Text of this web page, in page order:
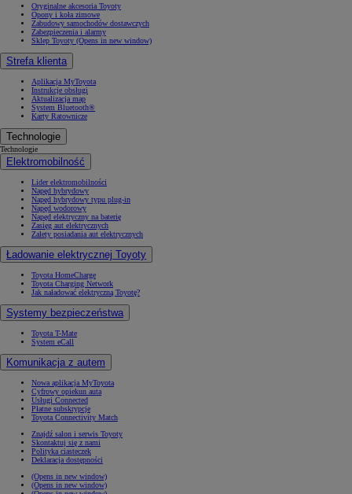
Oryginalne akcesoria Toyoty
Opony i koła zimowe
Zabudowy samochodów dostawczych
Zabezpieczenia i alarmy
Sklep Toyoty (Opens in new window)
Strefa klienta
Aplikacja MyToyota
Instrukcje obsługi
Aktualizacja map
System Bluetooth®
Karty Ratownicze
Technologie
Technologie
Elektromobilność
Lider elektromobilności
Napęd hybrydowy
Napęd hybrydowy typu plug-in
Napęd wodorowy
Napęd elektryczny na baterię
Zasięg aut elektrycznych
Zalety posiadania aut elektrycznych
Ładowanie elektrycznej Toyoty
Toyota HomeCharge
Toyota Charging Network
Jak naładować elektryczną Toyotę?
Systemy bezpieczeństwa
Toyota T-Mate
System eCall
Komunikacja z autem
Nowa aplikacja MyToyota
Cyfrowy opiekun auta
Usługi Connected
Płatne subskrypcje
Toyota Connectivity Match
Znajdź salon i serwis Toyoty
Skontaktuj się z nami
Polityka ciasteczek
Deklaracja dostępności
(Opens in new window)
(Opens in new window)